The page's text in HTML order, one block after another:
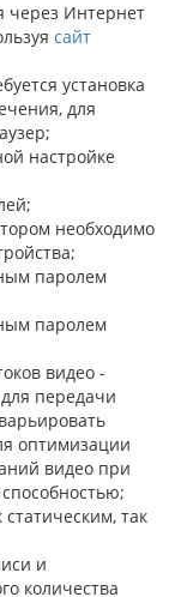
через Интернет
сайт
установка
для
настройке
необходимо
паролем
паролем
видео -
передачи
оптимизации
видео при
так
и
количества